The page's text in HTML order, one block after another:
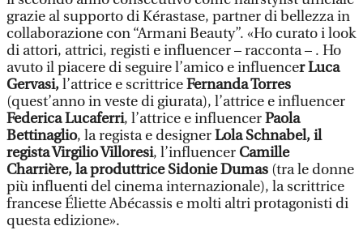
grazie al supporto di Kérastase, partner di bellezza in
collaborazione con “Armani Beauty”. «Ho curato i look
di attori, attrici, registi e influencer – racconta – . Ho
avuto il piacere di seguire l’amico e influencer Luca
Gervasi,l’attrice e scrittriceFernanda Torres
(quest’anno in veste di giurata), l’attrice e influencer
Federica Lucaferri, l’attrice e influencerPaola
Bettinaglio, la regista e designerLola Schnabel, il
regista Virgilio Villoresi, l’influencer Camille
Charrière, la produttrice Sidonie Dumas (tra le donne
più influenti del cinema internazionale), la scrittrice
francese Éliette Abécassis e molti altri protagonisti di
questa edizione».